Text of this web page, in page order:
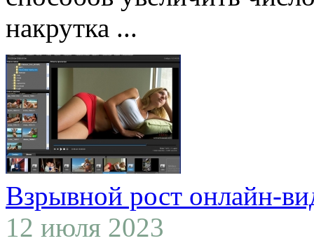
накрутка ...
Взрывной рост онлайн-
12 июля 2023